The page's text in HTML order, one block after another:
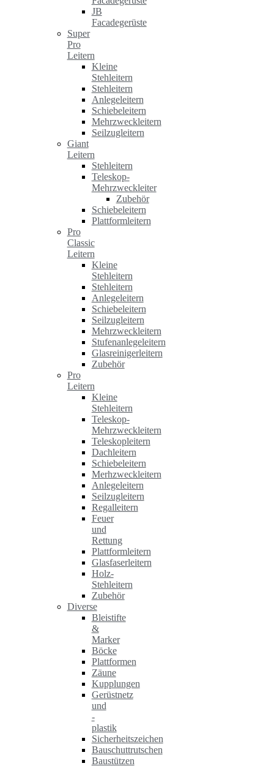
JB
Facadegerüste
Super
Pro
Leitern
Kleine
Stehleitern
Stehleitern
Anlegeleitern
Schiebeleitern
Mehrzweckleitern
Seilzugleitern
Giant
Leitern
Stehleitern
Teleskop-
Mehrzweckleiter
Zubehör
Schiebeleitern
Plattformleitern
Pro
Classic
Leitern
Kleine
Stehleitern
Stehleitern
Anlegeleitern
Schiebeleitern
Seilzugleitern
Mehrzweckleitern
Stufenanlegeleitern
Glasreinigerleitern
Zubehör
Pro
Leitern
Kleine
Stehleitern
Teleskop-
Mehrzweckleitern
Teleskopleitern
Dachleitern
Schiebeleitern
Merhzweckleitern
Anlegeleitern
Seilzugleitern
Regalleitern
Feuer
und
Rettung
Plattformleitern
Glasfaserleitern
Holz-
Stehleitern
Zubehör
Diverse
Bleistifte
&
Marker
Böcke
Plattformen
Zäune
Kupplungen
Gerüstnetz
und
-
plastik
Sicherheitszeichen
Bauschuttrutschen
Baustützen